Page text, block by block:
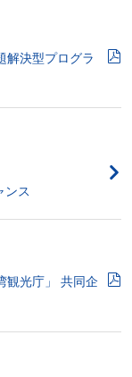
解決型プログラ
ンス
観光庁」 共同企